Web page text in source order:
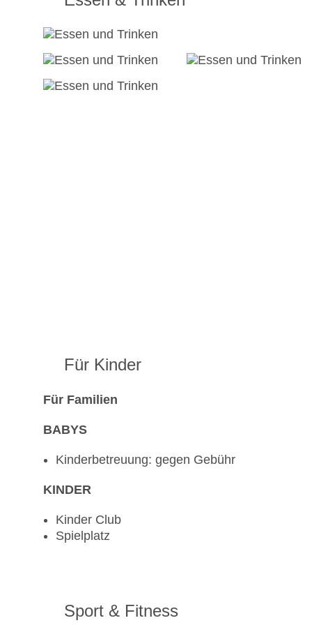
Für Kinder
Für Familien
BABYS
Kinderbetreuung: gegen Gebühr
KINDER
Kinder Club
Spielplatz
Sport & Fitness